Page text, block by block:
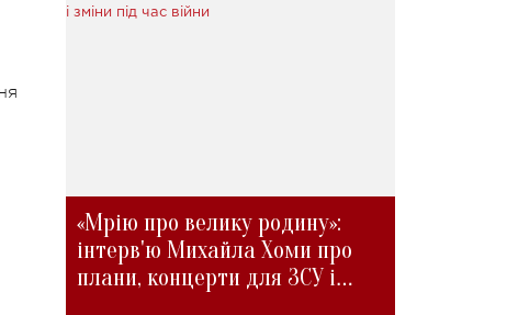
«Мрію про велику родину»:
інтерв'ю Михайла Хоми про
плани, концерти для ЗСУ і